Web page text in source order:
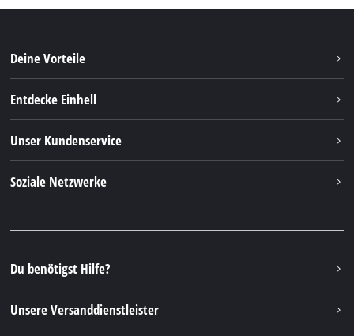
Deine Vorteile
Entdecke Einhell
Einhell Germany AG
Unser Kundenservice
Soziale Netzwerke
Instagram
TikTok
Pinterest
Du benötigst Hilfe?
Unsere Versanddienstleister